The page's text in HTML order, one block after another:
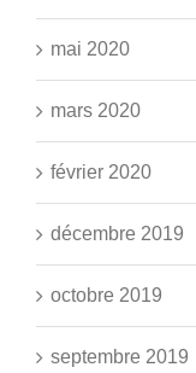
mai 2020
mars 2020
février 2020
décembre 2019
octobre 2019
septembre 2019